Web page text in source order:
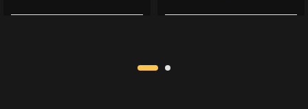
fiyat:
andaki
fiyat:
andaki